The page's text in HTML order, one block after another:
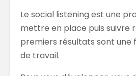
Le social listening est une
mettre en place puis suivre
premiers résultats sont une
de travail.